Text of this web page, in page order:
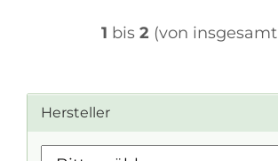
1 bis 2 (von insgesamt
Hersteller